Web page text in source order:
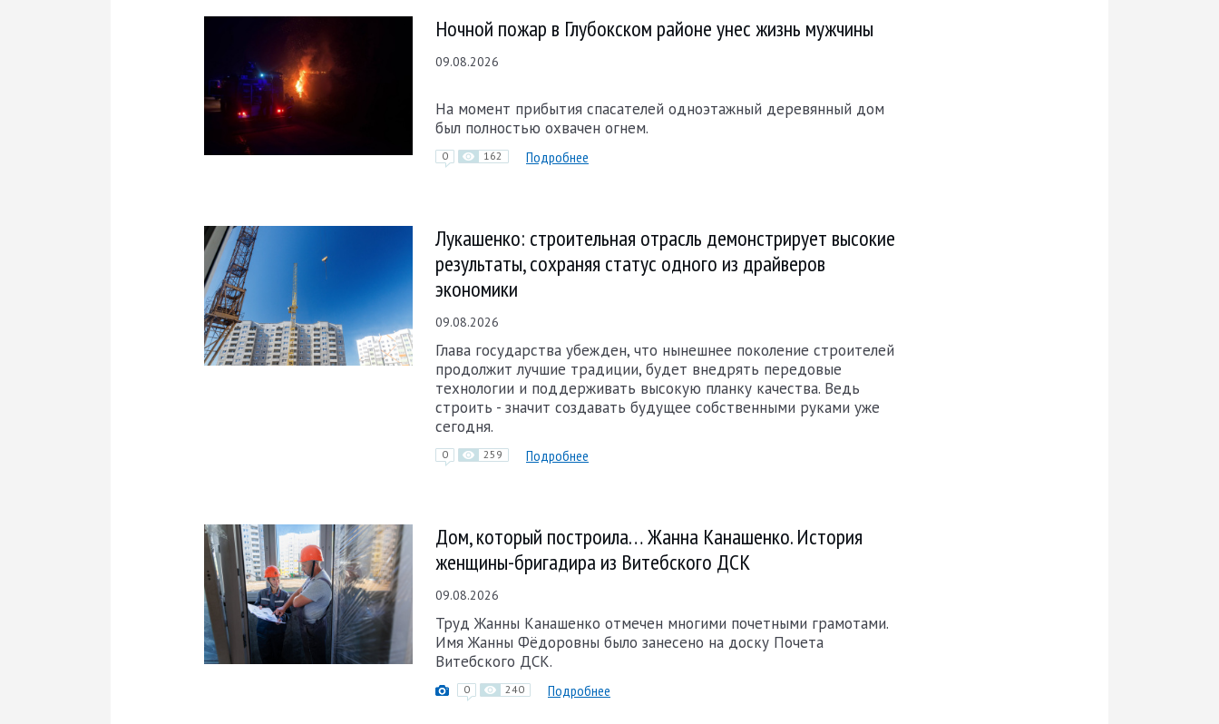
Ночной пожар в Глубокском районе унес жизнь мужчины
09.08.2026
На момент прибытия спасателей одноэтажный деревянный дом
был полностью охвачен огнем.
0 162 Подробнее
Лукашенко: строительная отрасль демонстрирует высокие
результаты, сохраняя статус одного из драйверов
экономики
09.08.2026
Глава государства убежден, что нынешнее поколение строителей
продолжит лучшие традиции, будет внедрять передовые
технологии и поддерживать высокую планку качества. Ведь
строить - значит создавать будущее собственными руками уже
сегодня.
0 259 Подробнее
Дом, который построила… Жанна Канашенко. История
женщины-бригадира из Витебского ДСК
09.08.2026
Труд Жанны Канашенко отмечен многими почетными грамотами.
Имя Жанны Фёдоровны было занесено на доску Почета
Витебского ДСК.
0 240 Подробнее